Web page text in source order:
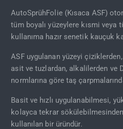
AutoSprühFolie (Kısaca ASF)
tüm boyalı yüzeylere kısmi veya
kullanıma hazır senetik kauçuk
ASF uygulanan yüzeyi
asit ve tuzlardan, alkalilerden ve
normlarına göre taş
Basit ve hızlı uygulanabilmesi,
kolayca tekrar
kullanılan bir üründür.